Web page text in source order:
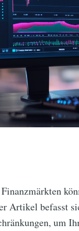
Artikel befasst
um